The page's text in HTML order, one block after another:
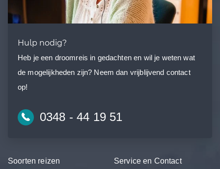
Hulp nodig?
Heb je een droomreis in gedachten en wil je weten wat
de mogelijkheden zijn? Neem dan vrijblijvend contact
op!
0348 - 44 19 51
Soorten reizen Service en Contact